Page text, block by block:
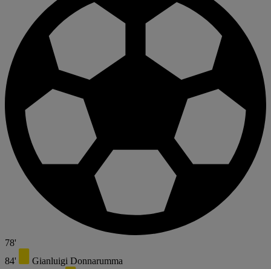
78'
84'
Gianluigi Donnarumma